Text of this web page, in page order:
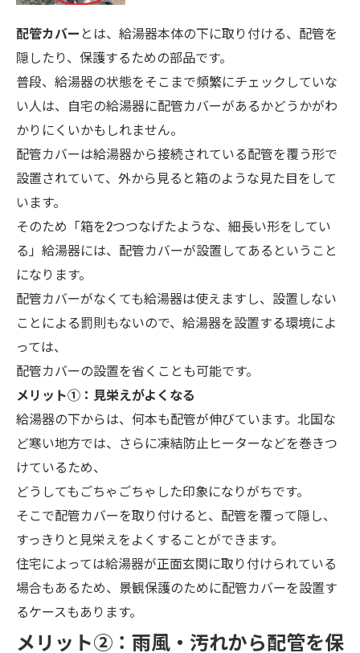
配管カバー とは、給湯器本体の下に取り付ける、配管を
隠したり、保護するための部品です。
普段、給湯器の状態をそこまで頻繁にチェックしていな
い人は、自宅の給湯器に配管カバーがあるかどうかがわ
かりにくいかもしれません。
配管カバーは給湯器から接続されている配管を覆う形で
設置されていて、外から見ると箱のような見た目をして
います。
そのため「箱を2つつなげたような、細長い形をしてい
る」給湯器には、配管カバーが設置してあるということ
になります。
配管カバーがなくても給湯器は使えますし、設置しない
ことによる罰則もないので、給湯器を設置する環境によ
っては、
配管カバーの設置を省くことも可能です。
メリット➀：見栄えがよくなる
給湯器の下からは、何本も配管が伸びています。北国な
ど寒い地方では、さらに凍結防止ヒーターなどを巻きつ
けているため、
どうしてもごちゃごちゃした印象になりがちです。
そこで配管カバーを取り付けると、配管を覆って隠し、
すっきりと見栄えをよくすることができます。
住宅によっては給湯器が正面玄関に取り付けられている
場合もあるため、景観保護のために配管カバーを設置す
るケースもあります。
メリット②： 雨風・汚れから配管を保